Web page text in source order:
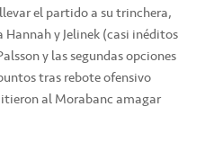
el partido a su trinchera,
y Jelinek (casi inéditos
y las segundas opciones
tras rebote ofensivo
al Morabanc amagar